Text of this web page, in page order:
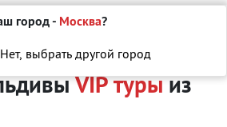
город - Москва?
Нет, выбрать другой город
на Мальдивах VIP туры
VIP турыиз